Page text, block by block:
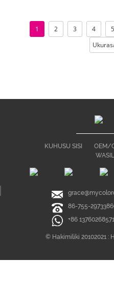
1 2 3 4 5
KUHUSU SISI OEM/
86-755-
+86 13760268571
© Hakimiliki 20102021 :